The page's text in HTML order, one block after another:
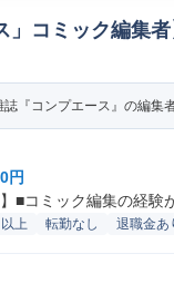
」コミック編集
/著述業)
『コンプエース』の編集
円
■コミック編集の経験
上 転勤なし 退職金あ